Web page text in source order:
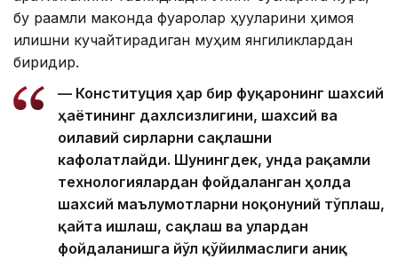
бу рақамли маконда фуқаролар ҳуқуқларини ҳимоя
қилишни кучайтирадиган муҳим янгиликлардан
биридир.
— Конституция ҳар бир фуқаронинг шахсий
ҳаётининг дахлсизлигини, шахсий ва
оилавий сирларни сақлашни
кафолатлайди. Шунингдек, унда рақамли
технологиялардан фойдаланган ҳолда
шахсий маълумотларни ноқонуний тўплаш,
қайта ишлаш, сақлаш ва улардан
фойдаланишга йўл қўйилмаслиги аниқ